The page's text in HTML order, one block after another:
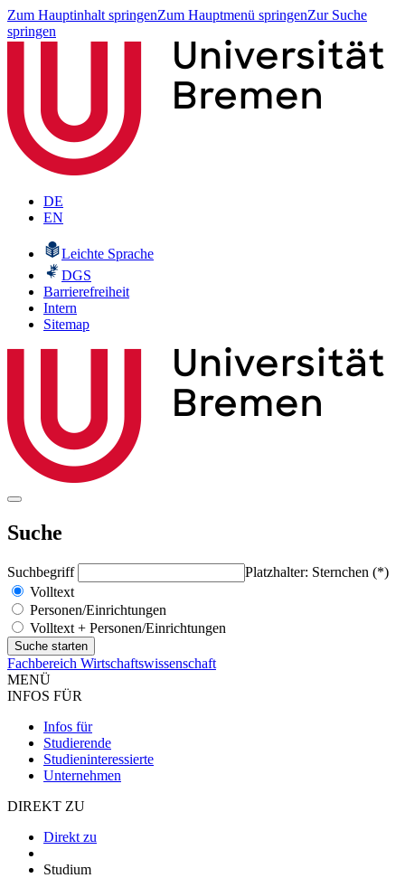
Zum Hauptinhalt springenZum Hauptmenü springenZur Suche
springen
DE
EN
Leichte Sprache
DGS
Barrierefreiheit
Intern
Sitemap
Suche
Suchbegriff
Platzhalter: Sternchen (*)
Volltext
Personen/Einrichtungen
Volltext + Personen/Einrichtungen
Fachbereich Wirtschaftswissenschaft
MENÜ
INFOS FÜR
Infos für
Studierende
Studieninteressierte
Unternehmen
DIREKT ZU
Direkt zu
Studium